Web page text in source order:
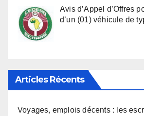
Avis d’Appel d’Offres
d’un (01) véhicule de
Articles Récents
Voyages, emplois décents : les